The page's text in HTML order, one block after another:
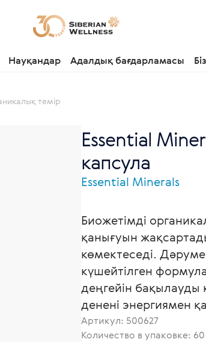
Науқандар Адалдық бағдарламасы
темір
Essential
капсула
Essential Minerals
Биожетімді
қанығуын
көмектеседі.
күшейтілген
деңгейін бақылауды
денені энергиямен
Артикул: 500627
Количество в упаковке: